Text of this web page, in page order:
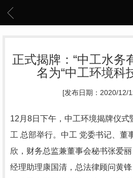
正式揭牌：“中工水务
名为“中工环境科
[发布日期：2020/12/
12月8日下午，中工环境揭牌仪式
工 总部举行。中工 党委书记、董
欣，财务总监兼董事会秘书张爱
经理助理康国清，总法律顾问黄